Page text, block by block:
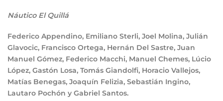
Náutico El Quillá
Federico Appendino, Emiliano Sterli, Joel Molina, Julián
Glavocic, Francisco Ortega, Hernán Del Sastre, Juan
Manuel Gómez, Federico Macchi, Manuel Chemes, Lúcio
López, Gastón Losa, Tomás Giandolfi, Horacio Vallejos,
Matías Benegas, Joaquín Felizia, Sebastián Ingino,
Lautaro Pochón y Gabriel Santos.